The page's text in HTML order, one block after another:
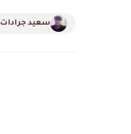
سعيد جرادات